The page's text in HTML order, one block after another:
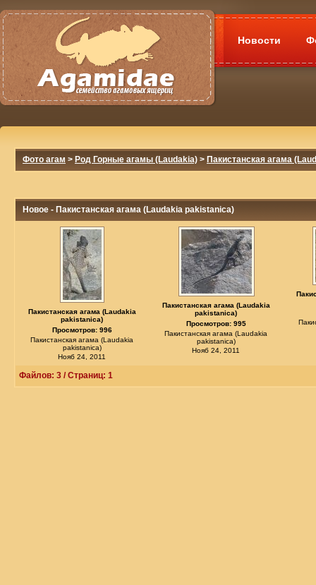
Новости
Фото агам > Род Горные агамы (Laudakia) > Пакистанская агама
Новое - Пакистанская агама (Laudakia pakistanica)
Пакистанская агама (Laudakia
pakistanica)
Просмотров: 996
Пакистанская агама (Laudakia
pakistanica)
Нояб 24, 2011
Пакистанская агама (Laudakia
pakistanica)
Просмотров: 995
Пакистанская агама (Laudakia
pakistanica)
Нояб 24, 2011
Файлов: 3 / Страниц: 1